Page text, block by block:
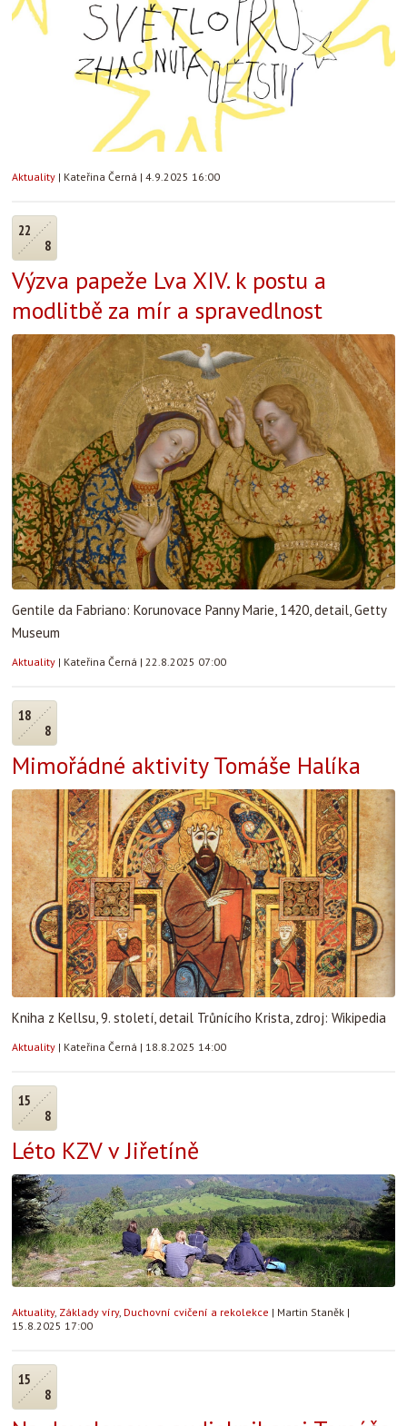
Aktuality | Kateřina Černá | 4.9.2025 16:00
22
8
Výzva papeže Lva XIV. k postu a
modlitbě za mír a spravedlnost
Gentile da Fabriano: Korunovace Panny Marie, 1420, detail, Getty
Museum
Aktuality | Kateřina Černá | 22.8.2025 07:00
18
8
Mimořádné aktivity Tomáše Halíka
Kniha z Kellsu, 9. století, detail Trůnícího Krista, zdroj: Wikipedia
Aktuality | Kateřina Černá | 18.8.2025 14:00
15
8
Léto KZV v Jiřetíně
Aktuality, Základy víry, Duchovní cvičení a rekolekce | Martin Staněk |
15.8.2025 17:00
15
8